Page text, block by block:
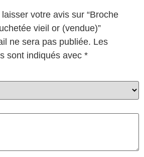
votre avis sur “Broche
vieil or (vendue)”
ne sera pas publiée. Les
sont indiqués avec *